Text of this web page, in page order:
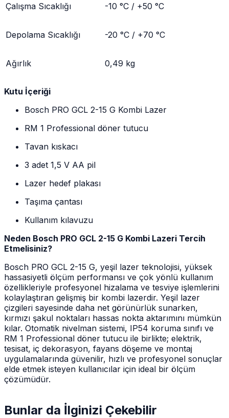
Çalışma Sıcaklığı -10 °C / +50 °C
Depolama Sıcaklığı -20 °C / +70 °C
Ağırlık 0,49 kg
Kutu İçeriği
Bosch PRO GCL 2-15 G Kombi Lazer
RM 1 Professional döner tutucu
Tavan kıskacı
3 adet 1,5 V AA pil
Lazer hedef plakası
Taşıma çantası
Kullanım kılavuzu
Neden Bosch PRO GCL 2-15 G Kombi Lazeri Tercih
Etmelisiniz?
Bosch PRO GCL 2-15 G, yeşil lazer teknolojisi, yüksek
hassasiyetli ölçüm performansı ve çok yönlü kullanım
özellikleriyle profesyonel hizalama ve tesviye işlemlerini
kolaylaştıran gelişmiş bir kombi lazerdir. Yeşil lazer
çizgileri sayesinde daha net görünürlük sunarken,
kırmızı şakul noktaları hassas nokta aktarımını mümkün
kılar. Otomatik nivelman sistemi, IP54 koruma sınıfı ve
RM 1 Professional döner tutucu ile birlikte; elektrik,
tesisat, iç dekorasyon, fayans döşeme ve montaj
uygulamalarında güvenilir, hızlı ve profesyonel sonuçlar
elde etmek isteyen kullanıcılar için ideal bir ölçüm
çözümüdür.
Bunlar da İlginizi Çekebilir